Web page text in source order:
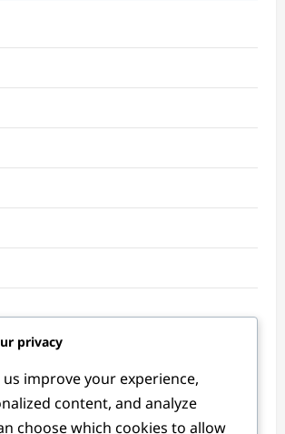
privacy
us improve your experience,
content, and analyze
choose which cookies to allow